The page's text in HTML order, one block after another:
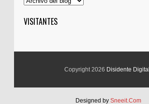
VISITANTES
Copyright 2026 Disidente Digital
Designed by Sneeit.Com